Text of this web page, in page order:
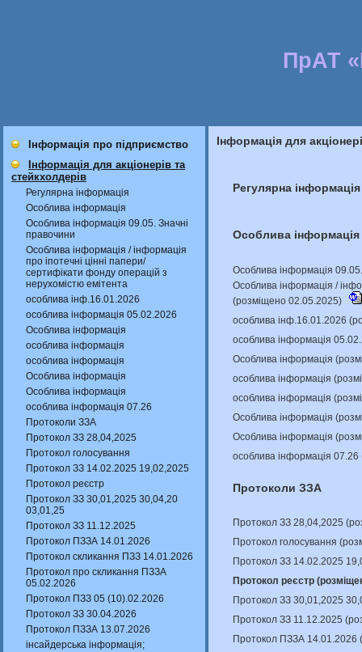
ПрАТ
Інформація про підприємство
Інформація для акціонерів та
стейкхолдерів
Регулярна інформація
Особлива інформація
Особлива інформація 09.05. Значні
правочини
Особлива інформація / інформація
про іпотечні цінні папери/
сертифікати фонду операцій з
нерухомістю емітента
особлива інф.16.01.2026
особлива інформація 05.02.2026
Особлива інформація
особлива інформація
особлива інформація
Особлива інформація
Особлива інформація
особлива інформація 07.26
Протоколи ЗЗА
Протокол ЗЗ 28,04,2025
Протокол голосування
Протокол ЗЗ 14.02.2025 19,02,2025
Протокол реєстр
Протокол ЗЗ 30,01,2025 30,04,20
03,01,25
Протокол ЗЗ 11.12.2025
Протокол ПЗЗА 14.01.2026
Протокол скликання ПЗЗ 14.01.2026
Протокол про скликання ПЗЗА
05.02.2026
Протокол ПЗЗ 05 (10).02.2026
Протокол ЗЗ 30.04.2026
Протокол ПЗЗА 13.07.2026
інсайдерська інформація;
Інформація для
Регулярна інформація
Особлива інформація
Особлива інформація
Особлива інформація /
(розміщено 02.05.2025)
особлива інф.16.01.2026
особлива інформація
Особлива інформація
особлива інформація
особлива інформація
Особлива інформація
Особлива інформація
особлива інформація
Протоколи ЗЗА
Протокол ЗЗ 28,04,2025
Протокол голосування
Протокол ЗЗ 14.02.2025
Протокол реєстр
Протокол ЗЗ 30,01,2025
Протокол ЗЗ 11.12.2025
Протокол ПЗЗА